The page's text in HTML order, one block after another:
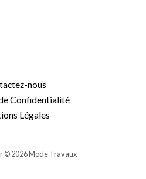
nous
Confidentialité
Légales
© 2026 Mode Travaux